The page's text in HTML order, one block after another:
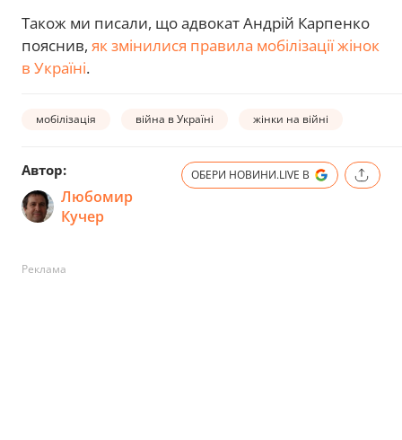
Також ми писали, що адвокат Андрій Карпенко
пояснив, як змінилися правила мобілізації жінок
в Україні.
мобілізація війна в Україні жінки на війні
Автор:
Любомир
Кучер
ОБЕРИ НОВИНИ.LIVE В
Реклама